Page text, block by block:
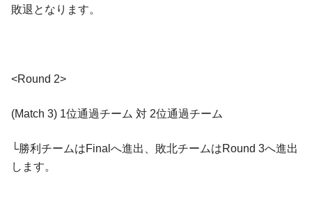
敗退となります。
<Round 2>
(Match 3) 1位通過チーム 対 2位通過チーム
└勝利チームはFinalへ進出、敗北チームはRound 3へ進出
します。